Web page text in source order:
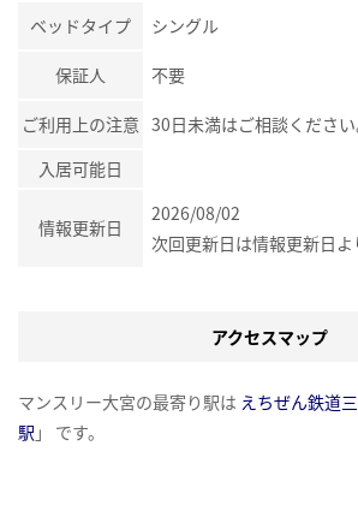
ベッドタイプ シングル
保証人 不要
ご利用上の注意 30日未満はご相談ください
入居可能日
情報更新日
2026/08/02
次回更新日は情報更新日
アクセスマップ
マンスリー大宮の最寄り駅は えちぜん鉄道
駅 」 です。